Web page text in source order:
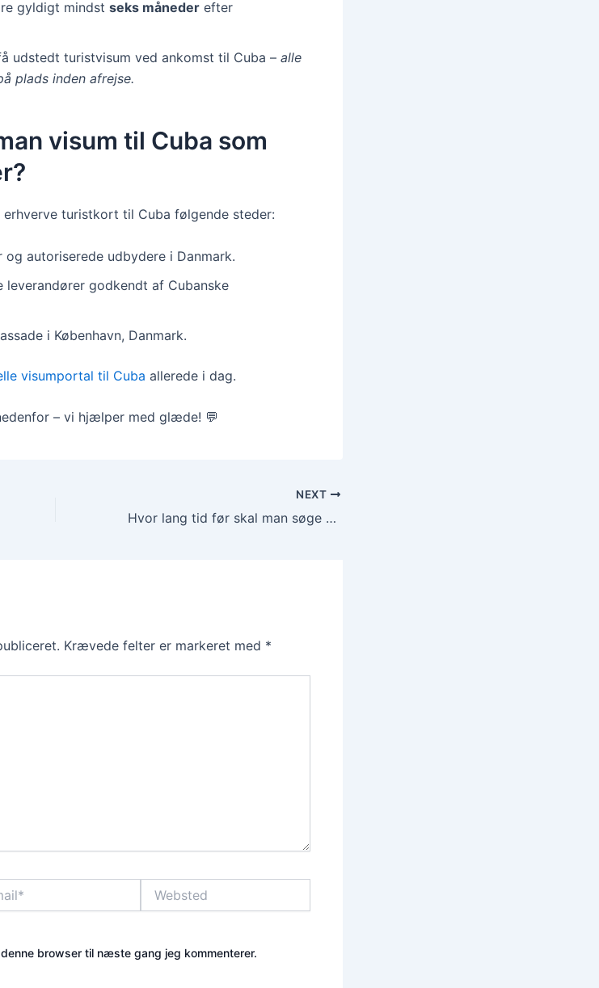
gyldigt mindst seks måneder efter
udstedt turistvisum ved ankomst til Cuba – alle
plads inden afrejse.
visum til Cuba som
turistkort til Cuba følgende steder:
og autoriserede udbydere i Danmark.
leverandører godkendt af Cubanske
i København, Danmark.
visumportal til Cuba allerede i dag.
– vi hjælper med glæde! 💬
NEXT
Hvor lang tid før skal man søge visum til Djibouti? 🇩🇯 (2025)
Krævede felter er markeret med *
browser til næste gang jeg kommenterer.